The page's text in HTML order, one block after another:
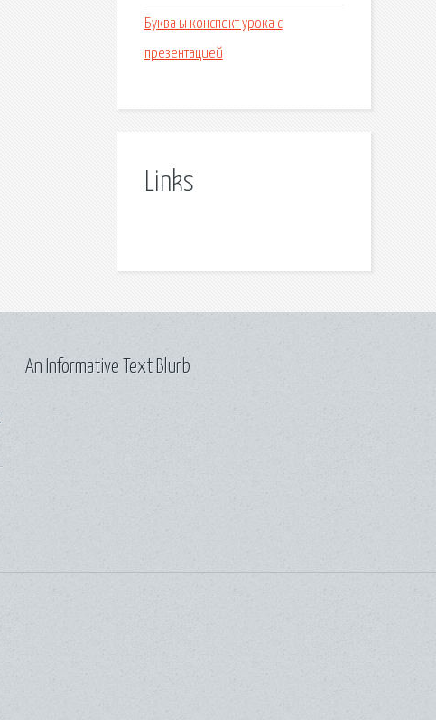
Буква ы конспект урока с
презентацией
Links
An Informative Text Blurb